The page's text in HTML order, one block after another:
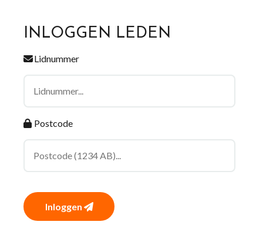
INLOGGEN LEDEN
Lidnummer
Postcode
Inloggen